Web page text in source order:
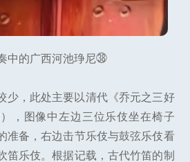
中的广西河池琤尼㊳
少，此处主要以清代《乔元之三好
，图像中左边三位乐伎坐在椅子
准备，右边击节乐伎与鼓弦乐伎看
笛乐伎。根据记载，古代竹笛的制